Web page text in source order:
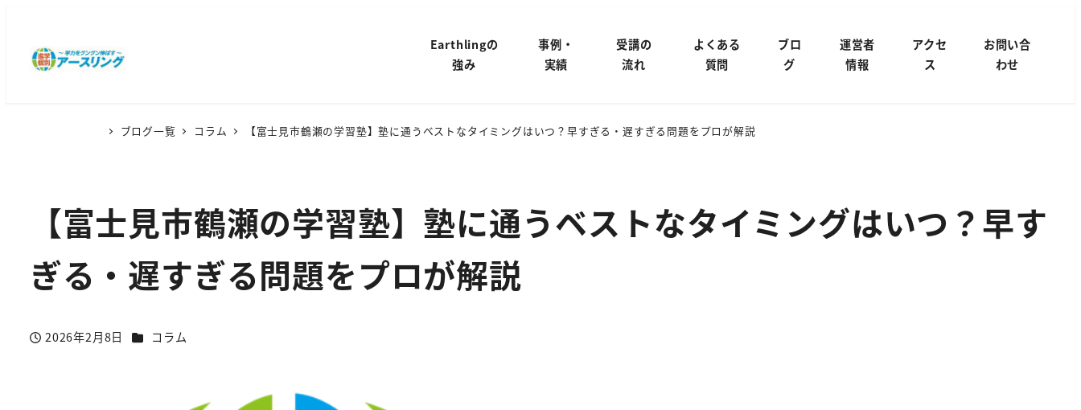
Earthlingの
強み
事例・
実績
受講の
流れ
よくある
質問
ブロ
グ
運営者
情報
アクセ
ス
お問い合
わせ
ブログ一覧 コラム 【富士見市鶴瀬の学習塾】塾に通うベストなタイミングはいつ？早すぎる・遅すぎる問題をプロが解説
【富士見市鶴瀬の学習塾】塾に通うベストなタイミングはいつ？早す
ぎる・遅すぎる問題をプロが解説
投稿日
2026年2月8日 カテゴリー
コラム